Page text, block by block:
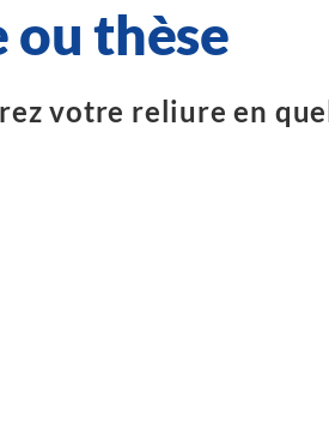
thèse
votre reliure en